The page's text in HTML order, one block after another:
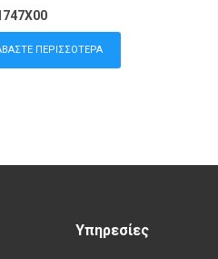
ΠΕΡΙΣΣΌΤΕΡΑ
Υπηρεσίες